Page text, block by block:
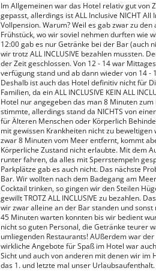
Im Allgemeinen war das Hotel relativ gut von
gepasst, allerdings ist ALL Inclusive NICHT All
Vollpension. Warum? Weil es gab zwar zu
Frühstück, wo wir soviel nehmen durften wie
12:00 gab es nur Getränke bei der Bar (auch
wir trotz ALL INCLUSIVE bezahlen mussten.
der Zeit geschlossen. Von 12 - 14 war
verfügung stand und ab dann wieder von 14 -
Deshalb ist auch das Hotel definitiv nicht für
Familien, da ein ALL INCLUSIVE KEIN ALL
Hotel nur angegeben das man 8 Minuten
stimmte, allerdings stand da NICHTS von
für Älteren Menschen oder Körperlich
mit gewissen Krankheiten nicht zu
zwar 8 Minuten vom Meer entfernt, kommt
Körperliche Zustand nicht erlaubte. Mit dem
runter fahren, da alles mit Sperrstempeln
Parkplätze gab es auch nicht. Das nächste
Bar. Wir wollten nach dem Badegang am
Cocktail trinken, so gingen wir den Steilen
gewillt TROTZ ALL INCLUSIVE zu bezahlen.
wir zwar alleine an der Bar standen und
45 Minuten warten konnten bis wir bedient
nicht so guten Personal, die Getränke teurer
umliegenden Restaurants! AUßerdem war
wirkliche Angebote für Spaß im Hotel war
Sicht und auch von anderen mit denen wir im
das 1. und letzte mal unser Urlaubsaufenthalt.